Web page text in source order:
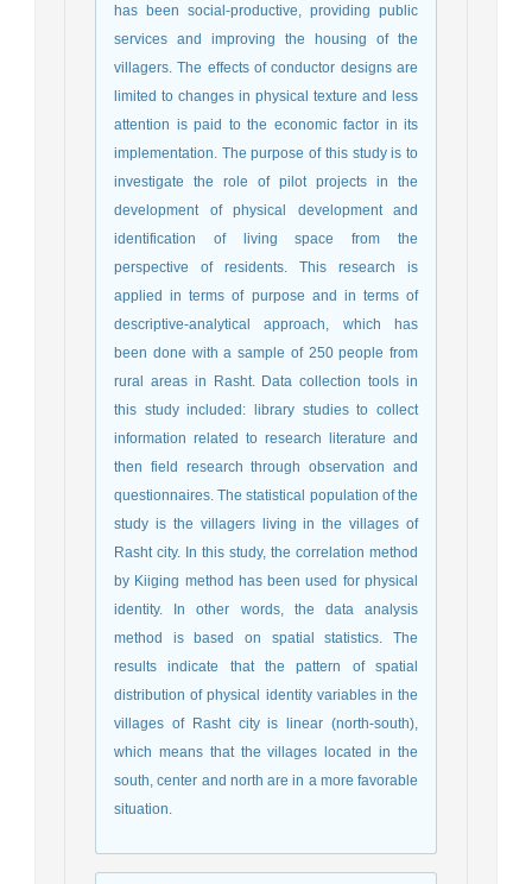
has been social-productive, providing public
services and improving the housing of the
villagers. The effects of conductor designs are
limited to changes in physical texture and less
attention is paid to the economic factor in its
implementation. The purpose of this study is to
investigate the role of pilot projects in the
development of physical development and
identification of living space from the
perspective of residents. This research is
applied in terms of purpose and in terms of
descriptive-analytical approach, which has
been done with a sample of 250 people from
rural areas in Rasht. Data collection tools in
this study included: library studies to collect
information related to research literature and
then field research through observation and
questionnaires. The statistical population of the
study is the villagers living in the villages of
Rasht city. In this study, the correlation method
by Kiiging method has been used for physical
identity. In other words, the data analysis
method is based on spatial statistics. The
results indicate that the pattern of spatial
distribution of physical identity variables in the
villages of Rasht city is linear (north-south),
which means that the villages located in the
south, center and north are in a more favorable
situation.